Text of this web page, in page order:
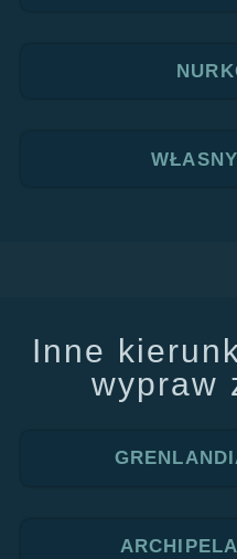
Inne
wypraw